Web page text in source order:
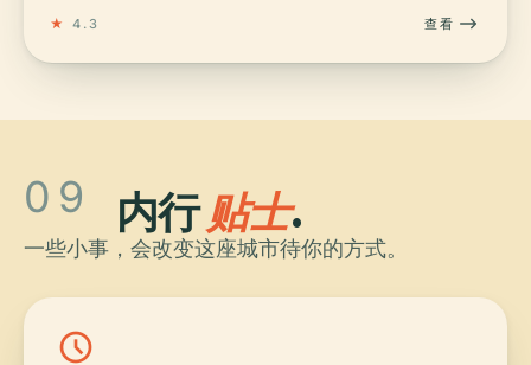
★ 4.3 查看
09 内行贴士.
一些小事，会改变这座城市待你的方式。
schedule